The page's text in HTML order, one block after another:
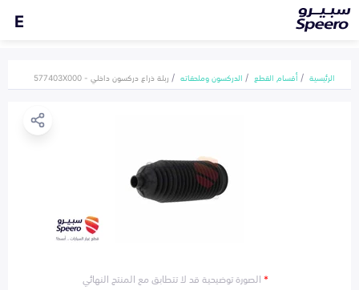
E
الرئيسية أقسام القطع الدركسون وملحقاته ربلة ذراع دركسون داخلي - 577403X000
*الصورة توضيحية قد لا تتطابق مع المنتج النهائي